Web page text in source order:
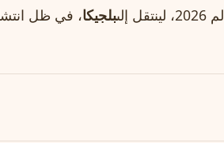
بلجيكا، في ظل